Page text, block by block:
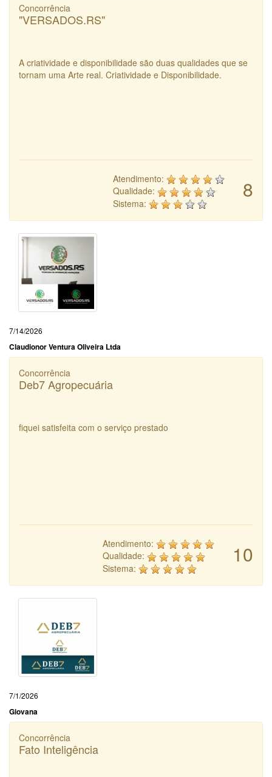
Concorrência
"VERSADOS.RS"
A criatividade e disponibilidade são duas qualidades que se
tornam uma Arte real. Criatividade e Disponibilidade.
8
Atendimento:
Qualidade:
Sistema:
7/14/2026
Claudionor Ventura Oliveira Ltda
Concorrência
Deb7 Agropecuária
fiquei satisfeita com o serviço prestado
10
Atendimento:
Qualidade:
Sistema:
7/1/2026
Giovana
Concorrência
Fato Inteligência